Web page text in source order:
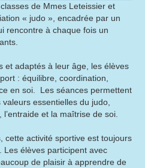
de Mmes Leteissier et
« judo », encadrée par un
rencontre à chaque fois un
et adaptés à leur âge, les élèves
: équilibre, coordination,
en soi. Les séances permettent
essentielles du judo,
et la maîtrise de soi.
cette activité sportive est toujours
Les élèves participent avec
de plaisir à apprendre de